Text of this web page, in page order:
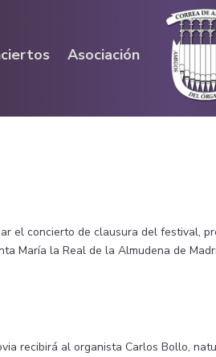
Asociación
el concierto de clausura del festival,
María la Real de la Almudena de
recibirá al organista Carlos Bollo,